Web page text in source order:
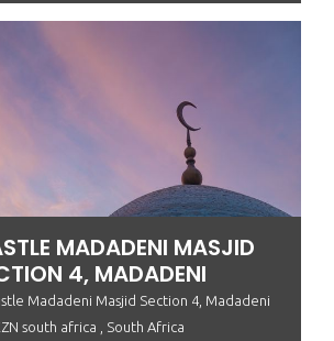
MADADENI MASJID
4, MADADENI
Madadeni Masjid Section 4, Madadeni
south africa , South Africa